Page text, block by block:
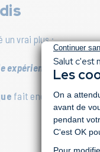
un vrai plus :
expérience pro, tout
fait encore